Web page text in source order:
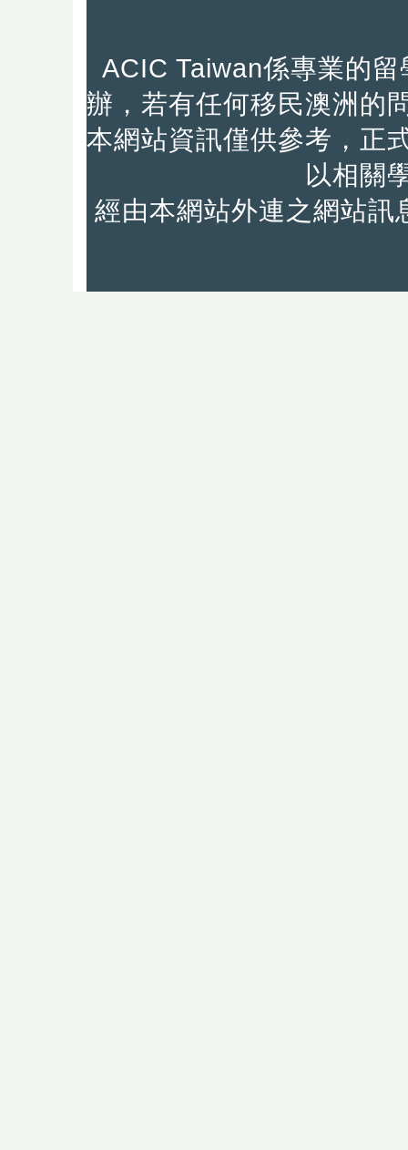
ACIC Taiwan係專業的
辦，若有任何移民澳洲的
本網站資訊僅供參考，正
以相關
經由本網站外連之網站訊